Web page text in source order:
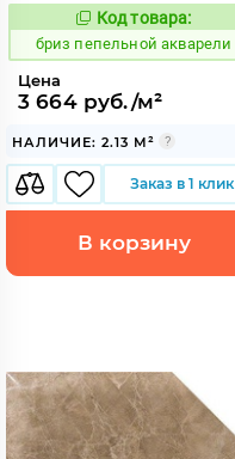
55625
Код товара:
бриз пепельной акварели
Цена
3 664 руб./м²
НАЛИЧИЕ: 2.13 М²
Заказ в 1 клик
В корзину